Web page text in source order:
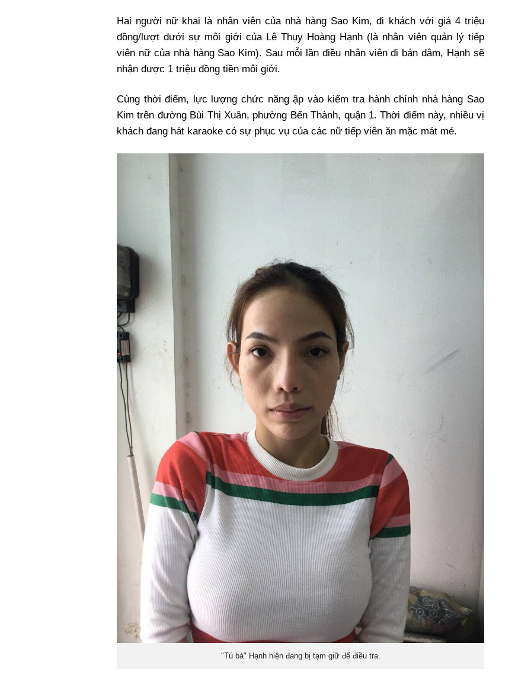
Hai người nữ khai là nhân viên của nhà hàng Sao Kim, đi khách với giá 4 triệu
đồng/lượt dưới sự môi giới của Lê Thụy Hoàng Hạnh (là nhân viên quản lý tiếp
viên nữ của nhà hàng Sao Kim). Sau mỗi lần điều nhân viên đi bán dâm, Hạnh sẽ
nhận được 1 triệu đồng tiền môi giới.
Cùng thời điểm, lực lượng chức năng ập vào kiểm tra hành chính nhà hàng Sao
Kim trên đường Bùi Thị Xuân, phường Bến Thành, quận 1. Thời điểm này, nhiều vị
khách đang hát karaoke có sự phục vụ của các nữ tiếp viên ăn mặc mát mẻ.
"Tú bà" Hạnh hiện đang bị tạm giữ để điều tra.